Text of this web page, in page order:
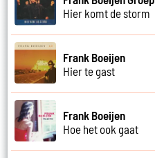
Hier komt de storm
Frank Boeijen
Hier te gast
Frank Boeijen
Hoe het ook gaat